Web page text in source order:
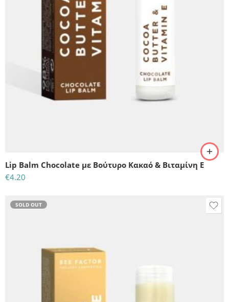
Lip Balm Chocolate με Βούτυρο Κακαό & Βιταμίνη Ε
€4.20
SOLD OUT